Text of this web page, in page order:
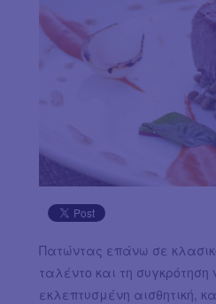
Πατώντας επάνω σε
ταλέντο και τη
εκλεπτυσμένη αισθητική,